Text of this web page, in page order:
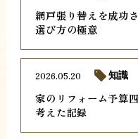
網戸張り替えを成功
選び方の極意
家のリフォーム予算
考えた記録
2026.05.20 知識